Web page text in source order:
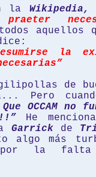
laWikipedia,
aquellos
la
de
Pero
Que OCCAM
He
Garrick de
algo más
por la